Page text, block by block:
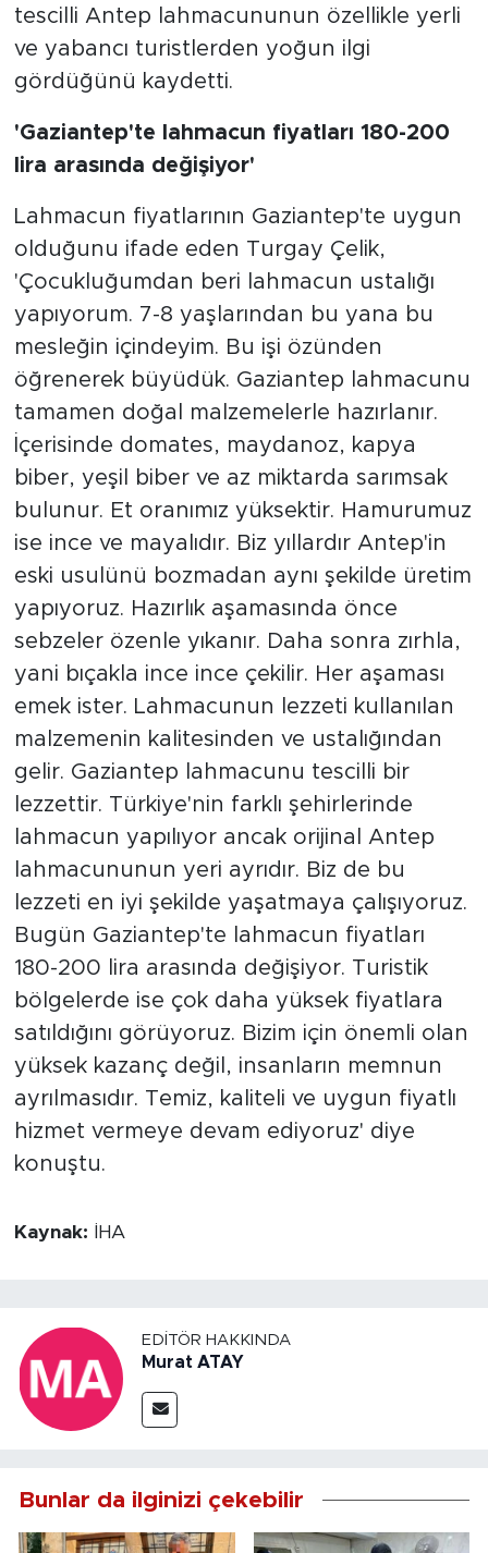
tescilli Antep lahmacununun özellikle yerli
ve yabancı turistlerden yoğun ilgi
gördüğünü kaydetti.
'Gaziantep'te lahmacun fiyatları 180-200
lira arasında değişiyor'
Lahmacun fiyatlarının Gaziantep'te uygun
olduğunu ifade eden Turgay Çelik,
'Çocukluğumdan beri lahmacun ustalığı
yapıyorum. 7-8 yaşlarından bu yana bu
mesleğin içindeyim. Bu işi özünden
öğrenerek büyüdük. Gaziantep lahmacunu
tamamen doğal malzemelerle hazırlanır.
İçerisinde domates, maydanoz, kapya
biber, yeşil biber ve az miktarda sarımsak
bulunur. Et oranımız yüksektir. Hamurumuz
ise ince ve mayalıdır. Biz yıllardır Antep'in
eski usulünü bozmadan aynı şekilde üretim
yapıyoruz. Hazırlık aşamasında önce
sebzeler özenle yıkanır. Daha sonra zırhla,
yani bıçakla ince ince çekilir. Her aşaması
emek ister. Lahmacunun lezzeti kullanılan
malzemenin kalitesinden ve ustalığından
gelir. Gaziantep lahmacunu tescilli bir
lezzettir. Türkiye'nin farklı şehirlerinde
lahmacun yapılıyor ancak orijinal Antep
lahmacununun yeri ayrıdır. Biz de bu
lezzeti en iyi şekilde yaşatmaya çalışıyoruz.
Bugün Gaziantep'te lahmacun fiyatları
180-200 lira arasında değişiyor. Turistik
bölgelerde ise çok daha yüksek fiyatlara
satıldığını görüyoruz. Bizim için önemli olan
yüksek kazanç değil, insanların memnun
ayrılmasıdır. Temiz, kaliteli ve uygun fiyatlı
hizmet vermeye devam ediyoruz' diye
konuştu.
Kaynak: İHA
EDITÖR HAKKINDA
Murat ATAY
Bunlar da ilginizi çekebilir